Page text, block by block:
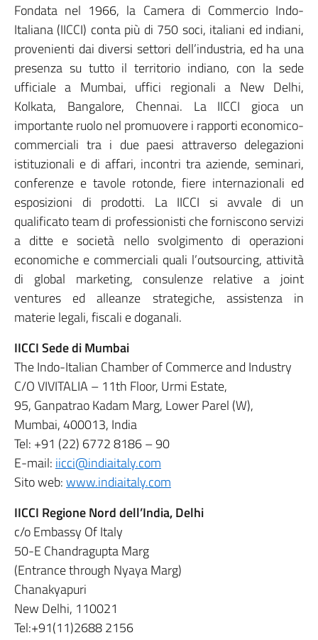
Fondata nel 1966, la Camera di Commercio Indo-
Italiana (IICCI) conta più di 750 soci, italiani ed indiani,
provenienti dai diversi settori dell’industria, ed ha una
presenza su tutto il territorio indiano, con la sede
ufficiale a Mumbai, uffici regionali a New Delhi,
Kolkata, Bangalore, Chennai. La IICCI gioca un
importante ruolo nel promuovere i rapporti economico-
commerciali tra i due paesi attraverso delegazioni
istituzionali e di affari, incontri tra aziende, seminari,
conferenze e tavole rotonde, fiere internazionali ed
esposizioni di prodotti. La IICCI si avvale di un
qualificato team di professionisti che forniscono servizi
a ditte e società nello svolgimento di operazioni
economiche e commerciali quali l’outsourcing, attività
di global marketing, consulenze relative a joint
ventures ed alleanze strategiche, assistenza in
materie legali, fiscali e doganali.
IICCI Sede di Mumbai
The Indo-Italian Chamber of Commerce and Industry
C/O VIVITALIA – 11th Floor, Urmi Estate,
95, Ganpatrao Kadam Marg, Lower Parel (W),
Mumbai, 400013, India
Tel: +91 (22) 6772 8186 – 90
E-mail: iicci@indiaitaly.com
Sito web:www.indiaitaly.com
IICCI Regione Nord dell’India, Delhi
c/o Embassy Of Italy
50-E Chandragupta Marg
(Entrance through Nyaya Marg)
Chanakyapuri
New Delhi, 110021
Tel:+91(11)2688 2156